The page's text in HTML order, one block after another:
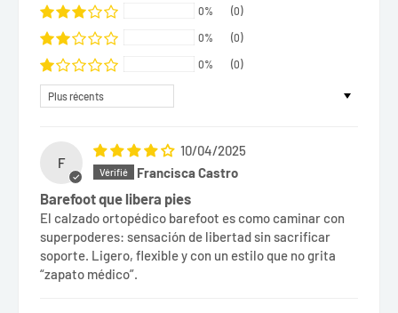
0% (0)
0% (0)
0% (0)
Sort by
F
10/04/2025
Francisca Castro
Barefoot que libera pies
El calzado ortopédico barefoot es como caminar con
superpoderes: sensación de libertad sin sacrificar
soporte. Ligero, flexible y con un estilo que no grita
“zapato médico”.